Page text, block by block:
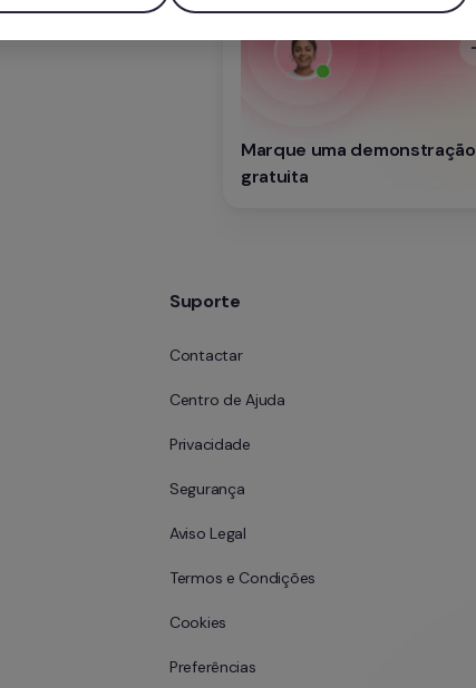
Marque uma demonstração
gratuita
Suporte
Contactar
Centro de Ajuda
Privacidade
Segurança
Aviso Legal
Termos e Condições
Cookies
Preferências